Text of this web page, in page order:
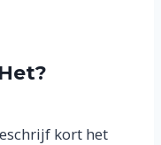
kort het